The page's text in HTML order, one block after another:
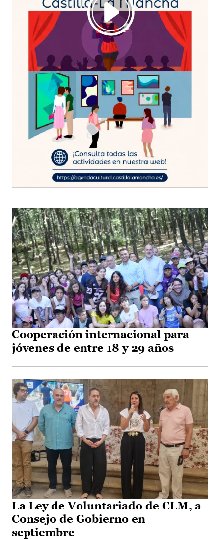
Cooperación internacional para
jóvenes de entre 18 y 29 años
La Ley de Voluntariado de CLM, a
Consejo de Gobierno en
septiembre